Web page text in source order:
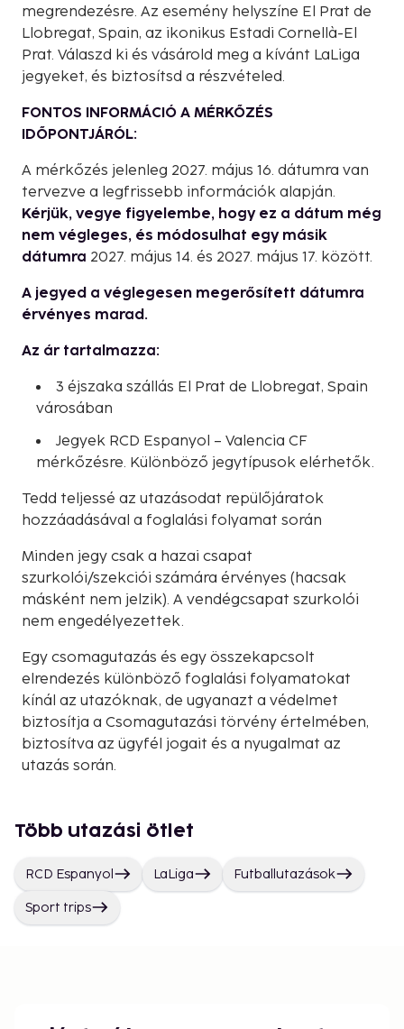
megrendezésre. Az esemény helyszíne El Prat de
Llobregat, Spain, az ikonikus Estadi Cornellà-El
Prat. Válaszd ki és vásárold meg a kívánt LaLiga
jegyeket, és biztosítsd a részvételed.
FONTOS INFORMÁCIÓ A MÉRKŐZÉS
IDŐPONTJÁRÓL:
A mérkőzés jelenleg 2027. május 16. dátumra van
tervezve a legfrissebb információk alapján.
Kérjük, vegye figyelembe, hogy ez a dátum még
nem végleges, és módosulhat egy másik
dátumra 2027. május 14. és 2027. május 17. között.
A jegyed a véglegesen megerősített dátumra
érvényes marad.
Az ár tartalmazza:
3 éjszaka szállás El Prat de Llobregat, Spain
városában
Jegyek RCD Espanyol – Valencia CF
mérkőzésre. Különböző jegytípusok elérhetők.
Tedd teljessé az utazásodat repülőjáratok
hozzáadásával a foglalási folyamat során
Minden jegy csak a hazai csapat
szurkolói/szekciói számára érvényes (hacsak
másként nem jelzik). A vendégcsapat szurkolói
nem engedélyezettek.
Egy csomagutazás és egy összekapcsolt
elrendezés különböző foglalási folyamatokat
kínál az utazóknak, de ugyanazt a védelmet
biztosítja a Csomagutazási törvény értelmében,
biztosítva az ügyfél jogait és a nyugalmat az
utazás során.
Több utazási ötlet
RCD Espanyol LaLiga Futballutazások
Sport trips